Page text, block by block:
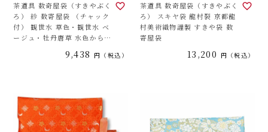
茶道具 数奇屋袋（すきやぶく
ろ） 紗 数寄屋袋 （チャック
付） 観世水 草色・観世水 ベ
ージュ・牡丹唐草 水色から色
9,438 税込
茶道具 数奇屋袋（すきやぶく
ろ） スキヤ袋 龍村裂 京都龍
村美術織物謹製 すきや袋 数
寄屋袋
13,200 税込